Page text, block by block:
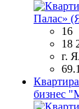
16
18
г.
бизнес